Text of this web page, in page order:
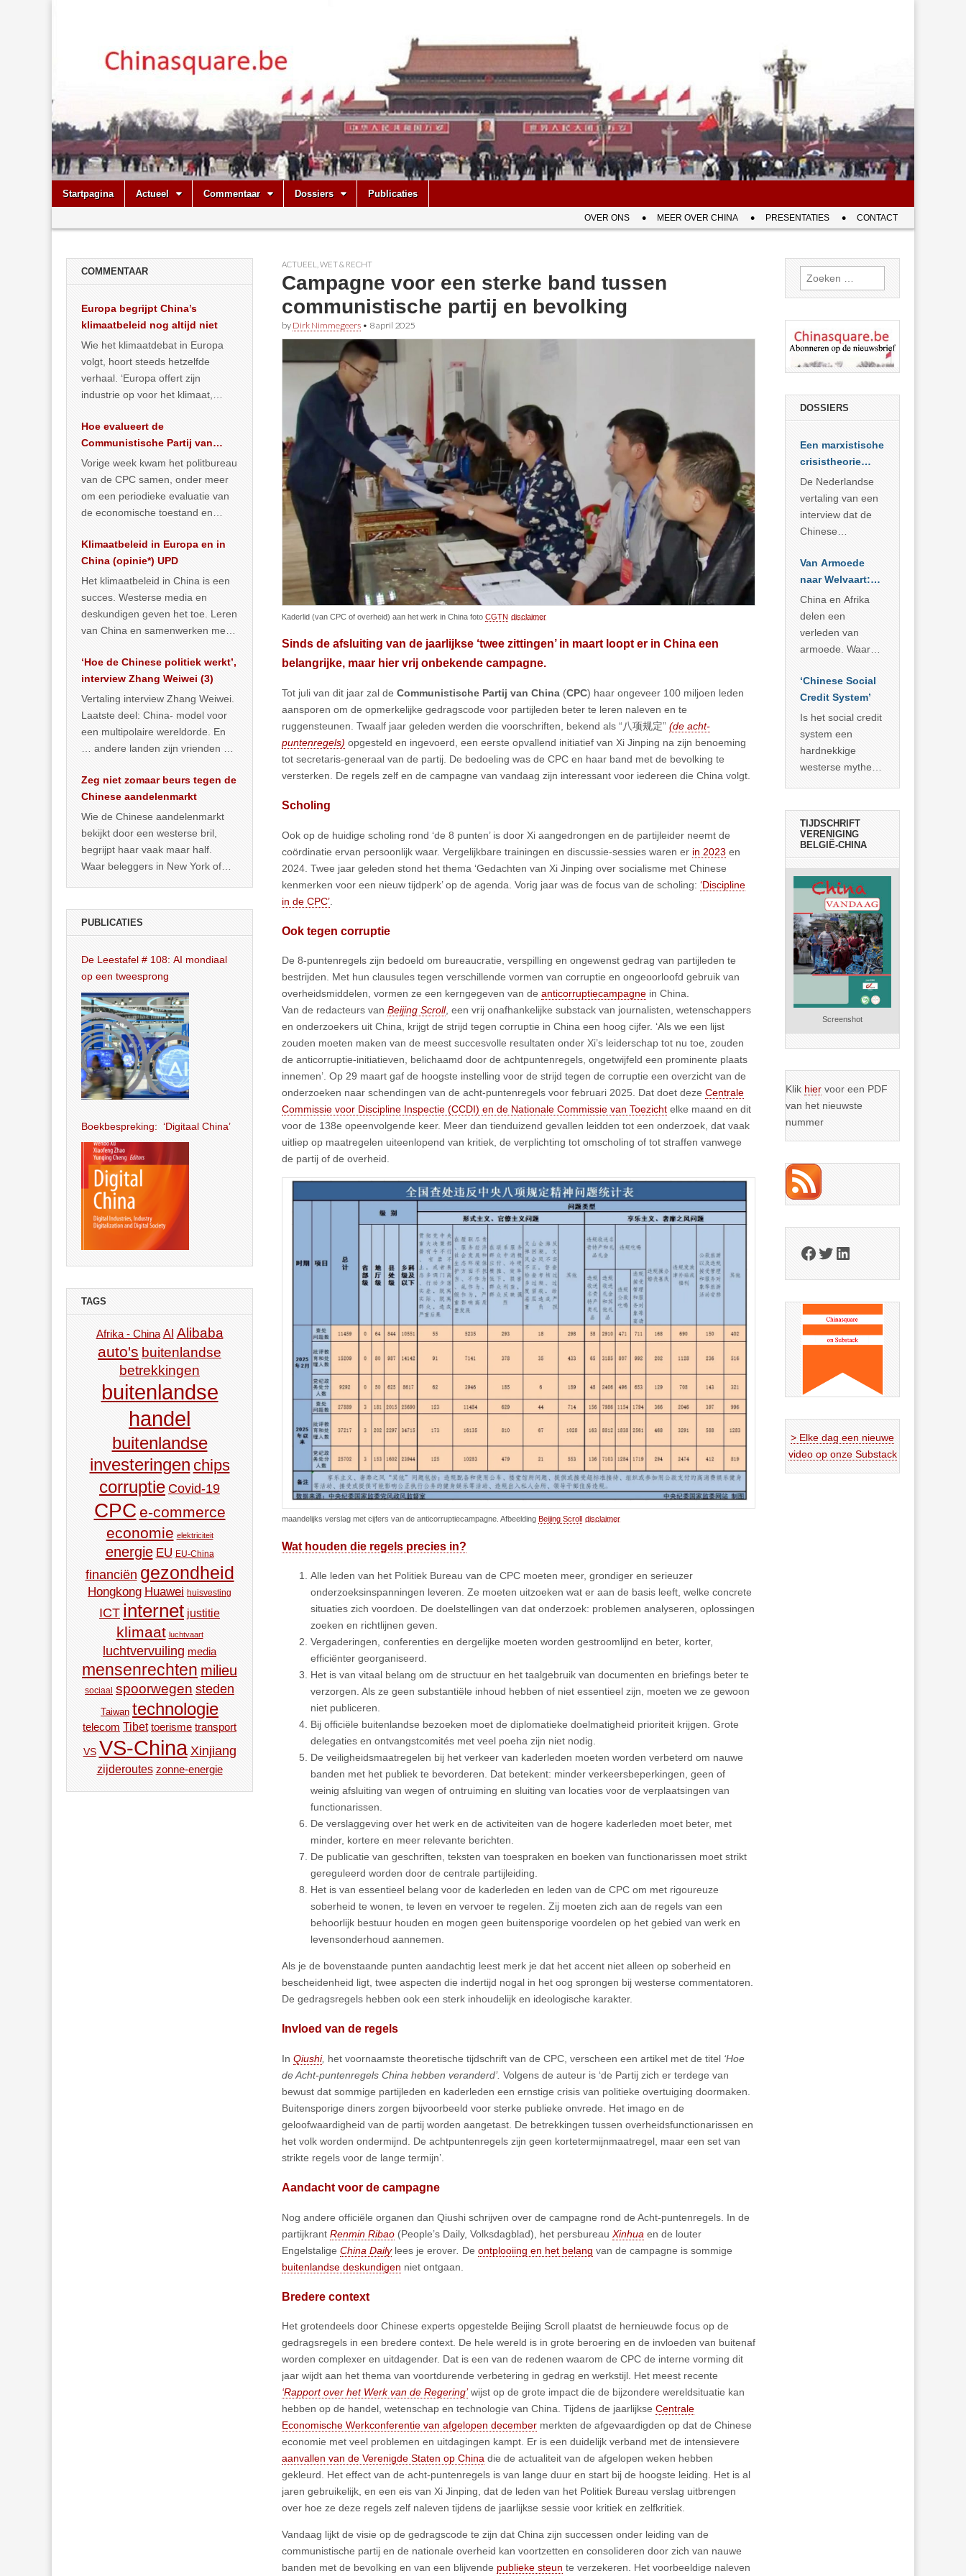
Chinasquare.be
Main
menu
Skip
Startpagina Actueel Commentaar Dossiers Publicaties
menu
OVER ONS MEER OVER CHINA PRESENTATIES CONTACT
ACTUEEL WET & RECHT
Campagne voor een sterke band tussen
communistische partij en bevolking
by Dirk Nimmegeers • 8 april 2025
Kaderlid (van CPC of overheid) aan het werk in China fotoCGTN disclaimer
Sinds de afsluiting van de jaarlijkse ‘twee zittingen’ in maart loopt er in China een
belangrijke, maar hier vrij onbekende campagne.
Tot juli van dit jaar zal de Communistische Partij van China (CPC) haar ongeveer 100 miljoen leden
aansporen om de opmerkelijke gedragscode voor partijleden beter te leren naleven en te
ruggensteunen. Twaalf jaar geleden werden die voorschriften, bekend als “八项规定” (de acht-
puntenregels) opgesteld en ingevoerd, een eerste opvallend initiatief van Xi Jinping na zijn benoeming
tot secretaris-generaal van de partij. De bedoeling was de CPC en haar band met de bevolking te
versterken. De regels zelf en de campagne van vandaag zijn interessant voor iedereen die China volgt.
Scholing
Ook op de huidige scholing rond ‘de 8 punten’ is door Xi aangedrongen en de partijleider neemt de
coördinatie ervan persoonlijk waar. Vergelijkbare trainingen en discussie-sessies waren er in 2023 en
2024. Twee jaar geleden stond het thema ‘Gedachten van Xi Jinping over socialisme met Chinese
kenmerken voor een nieuw tijdperk’ op de agenda. Vorig jaar was de focus van de scholing: ‘Discipline
in de CPC’
Ook tegen corruptie
De 8-puntenregels zijn bedoeld om bureaucratie, verspilling en ongewenst gedrag van partijleden te
bestrijden. Met hun clausules tegen verschillende vormen van corruptie en ongeoorloofd gebruik van
overheidsmiddelen, vormen ze een kerngegeven van de anticorruptiecampagne in China.
Van de redacteurs van Beijing Scroll, een vrij onafhankelijke substack van journalisten, wetenschappers
en onderzoekers uit China, krijgt de strijd tegen corruptie in China een hoog cijfer. ‘Als we een lijst
zouden moeten maken van de meest succesvolle resultaten onder Xi’s leiderschap tot nu toe, zouden
de anticorruptie-initiatieven, belichaamd door de achtpuntenregels, ongetwijfeld een prominente plaats
innemen’. Op 29 maart gaf de hoogste instelling voor de strijd tegen de corruptie een overzicht van de
onderzoeken naar schendingen van de acht-puntenregels voor februari 2025. Dat doet deze Centrale
Commissie voor Discipline Inspectie (CCDI) en de Nationale Commissie van Toezicht elke maand en dit
voor de 138e opeenvolgende keer. Meer dan tienduizend gevallen leidden tot een onderzoek, dat vaak
uitliep op maatregelen uiteenlopend van kritiek, de verplichting tot omscholing of tot straffen vanwege
de partij of de overheid.
maandelijks verslag met cijfers van de anticorruptiecampagne. AfbeeldingBeijing Scroll disclaimer
Wat houden die regels precies in?
Alle leden van het Politiek Bureau van de CPC moeten meer, grondiger en serieuzer
onderzoeksinspanningen leveren. Ze moeten uitzoeken wat er aan de basis leeft, welke concrete
situaties zich voordoen. De doelstellingen van dat onderzoek: problemen analyseren, oplossingen
zoeken en richtlijnen geven.
Vergaderingen, conferenties en dergelijke moeten worden gestroomlijnd en beter, korter,
efficiënter georganiseerd.
Het is van vitaal belang om de structuur en het taalgebruik van documenten en briefings beter te
verzorgen. Als ze geen substantiële inhoud hebben of niet essentieel zijn, moeten we ze gewoon
niet publiceren.
Bij officiële buitenlandse bezoeken moet de diplomatieke doelmatigheid prioriteit krijgen. Grote
delegaties en ontvangstcomités met veel poeha zijn niet nodig.
De veiligheidsmaatregelen bij het verkeer van kaderleden moeten worden verbeterd om nauwe
banden met het publiek te bevorderen. Dat betekent: minder verkeersbeperkingen, geen of
weinig afsluiting van wegen of ontruiming en sluiting van locaties voor de verplaatsingen van
functionarissen.
De verslaggeving over het werk en de activiteiten van de hogere kaderleden moet beter, met
minder, kortere en meer relevante berichten.
De publicatie van geschriften, teksten van toespraken en boeken van functionarissen moet strikt
gereguleerd worden door de centrale partijleiding.
Het is van essentieel belang voor de kaderleden en leden van de CPC om met rigoureuze
soberheid te wonen, te leven en vervoer te regelen. Zij moeten zich aan de regels van een
behoorlijk bestuur houden en mogen geen buitensporige voordelen op het gebied van werk en
levensonderhoud aannemen.
Als je de bovenstaande punten aandachtig leest merk je dat het accent niet alleen op soberheid en
bescheidenheid ligt, twee aspecten die indertijd nogal in het oog sprongen bij westerse commentatoren.
De gedragsregels hebben ook een sterk inhoudelijk en ideologische karakter.
Invloed van de regels
In Qiushi, het voornaamste theoretische tijdschrift van de CPC, verscheen een artikel met de titel ‘Hoe
de Acht-puntenregels China hebben veranderd’. Volgens de auteur is ‘de Partij zich er terdege van
bewust dat sommige partijleden en kaderleden een ernstige crisis van politieke overtuiging doormaken.
Buitensporige diners zorgen bijvoorbeeld voor sterke publieke onvrede. Het imago en de
geloofwaardigheid van de partij worden aangetast. De betrekkingen tussen overheidsfunctionarissen en
het volk worden ondermijnd. De achtpuntenregels zijn geen kortetermijnmaatregel, maar een set van
strikte regels voor de lange termijn’.
Aandacht voor de campagne
Nog andere officiële organen dan Qiushi schrijven over de campagne rond de Acht-puntenregels. In de
partijkrant Renmin Ribao (People’s Daily, Volksdagblad), het persbureau Xinhua en de louter
Engelstalige China Dailylees je erover De ontplooiing en het belang van de campagne is sommige
buitenlandse deskundigen niet ontgaan.
Bredere context
Het grotendeels door Chinese experts opgestelde Beijing Scroll plaatst de hernieuwde focus op de
gedragsregels in een bredere context. De hele wereld is in grote beroering en de invloeden van buitenaf
worden complexer en uitdagender. Dat is een van de redenen waarom de CPC de interne vorming dit
jaar wijdt aan het thema van voortdurende verbetering in gedrag en werkstijl. Het meest recente
‘Rapport over het Werk van de Regering’wijst op de grote impact die de bijzondere wereldsituatie kan
hebben op de handel, wetenschap en technologie van China. Tijdens de jaarlijkse Centrale
Economische Werkconferentie van afgelopen december merkten de afgevaardigden op dat de Chinese
economie met veel problemen en uitdagingen kampt. Er is een duidelijk verband met de intensievere
aanvallen van de Verenigde Staten op China die de actualiteit van de afgelopen weken hebben
gekleurd. Het effect van de acht-puntenregels is van lange duur en start bij de hoogste leiding. Het is al
jaren gebruikelijk, en een eis van Xi Jinping, dat de leden van het Politiek Bureau verslag uitbrengen
over hoe ze deze regels zelf naleven tijdens de jaarlijkse sessie voor kritiek en zelfkritiek.
Vandaag lijkt de visie op de gedragscode te zijn dat China zijn successen onder leiding van de
communistische partij en de nationale overheid kan voortzetten en consolideren door zich van nauwe
banden met de bevolking en van een blijvende publieke steun te verzekeren. Het voorbeeldige naleven
COMMENTAAR
Europa begrijpt China’s
klimaatbeleid nog altijd niet
Wie het klimaatdebat in Europa
volgt, hoort steeds hetzelfde
verhaal. ‘Europa offert zijn
industrie op voor het klimaat,
vergroening… >> lees meer
Hoe evalueert de
Communistische Partij van
China de economische
situatie?
Vorige week kwam het politbureau
van de CPC samen, onder meer
om een periodieke evaluatie van
de economische toestand en
publiceerden… >> lees meer
Klimaatbeleid in Europa en in
China (opinie*) UPD
Het klimaatbeleid in China is een
succes. Westerse media en
deskundigen geven het toe. Leren
van China en samenwerken met
… >> lees meer
‘Hoe de Chinese politiek werkt’,
interview Zhang Weiwei (3)
Vertaling interview Zhang Weiwei.
Laatste deel: China- model voor
een multipolaire wereldorde. En
… andere landen zijn vrienden of
Zeg niet zomaar beurs tegen de
Chinese aandelenmarkt
Wie de Chinese aandelenmarkt
bekijkt door een westerse bril,
begrijpt haar vaak maar half.
Waar beleggers in New York of
PUBLICATIES
De Leestafel # 108: AI mondiaal
op een tweesprong
Boekbespreking: ‘Digitaal China’
TAGS
Afrika - China AI Alibaba
auto's buitenlandse
betrekkingen
buitenlandse
handel
buitenlandse
investeringen chips
corruptie Covid-19
CPC e-commerce
economie elektriciteit
energie EU EU-China
financiën gezondheid
Hongkong Huawei huisvesting
ICT internet justitie
klimaat luchtvaart
luchtvervuiling media
mensenrechten milieu
sociaal spoorwegen steden
Taiwan technologie
telecom Tibet toerisme transport
VS VS-China Xinjiang
zijderoutes zonne-energie
Zoeken
naar:
DOSSIERS
Een marxistische
crisistheorie
voor vandaag
De Nederlandse
vertaling van een
interview dat de
Chinese
Sociale
Wetenschappen
afnam van de
Britse
marxistische
econoom Michael
zien dat
… >> lees meer
Van Armoede
naar Welvaart:
Wat Afrika kan
leren van
China’s
economisch
China en Afrika
delen een
verleden van
armoede. Waar
voorbije veertig
jaar in slaagde
meer dan 800
miljoen mensen
uit de armoede
… >> lees meer
‘Chinese Social
Credit System’
Is het social credit
system een
hardnekkige
westerse mythe of
TIJDSCHRIFT
VERENIGING
BELGIË-CHINA
Screenshot
Klik hier voor een PDF
van het nieuwste
nummer
Facebook
Twitter
LinkedIn
> Elke dag een nieuwe
video op onze Substack